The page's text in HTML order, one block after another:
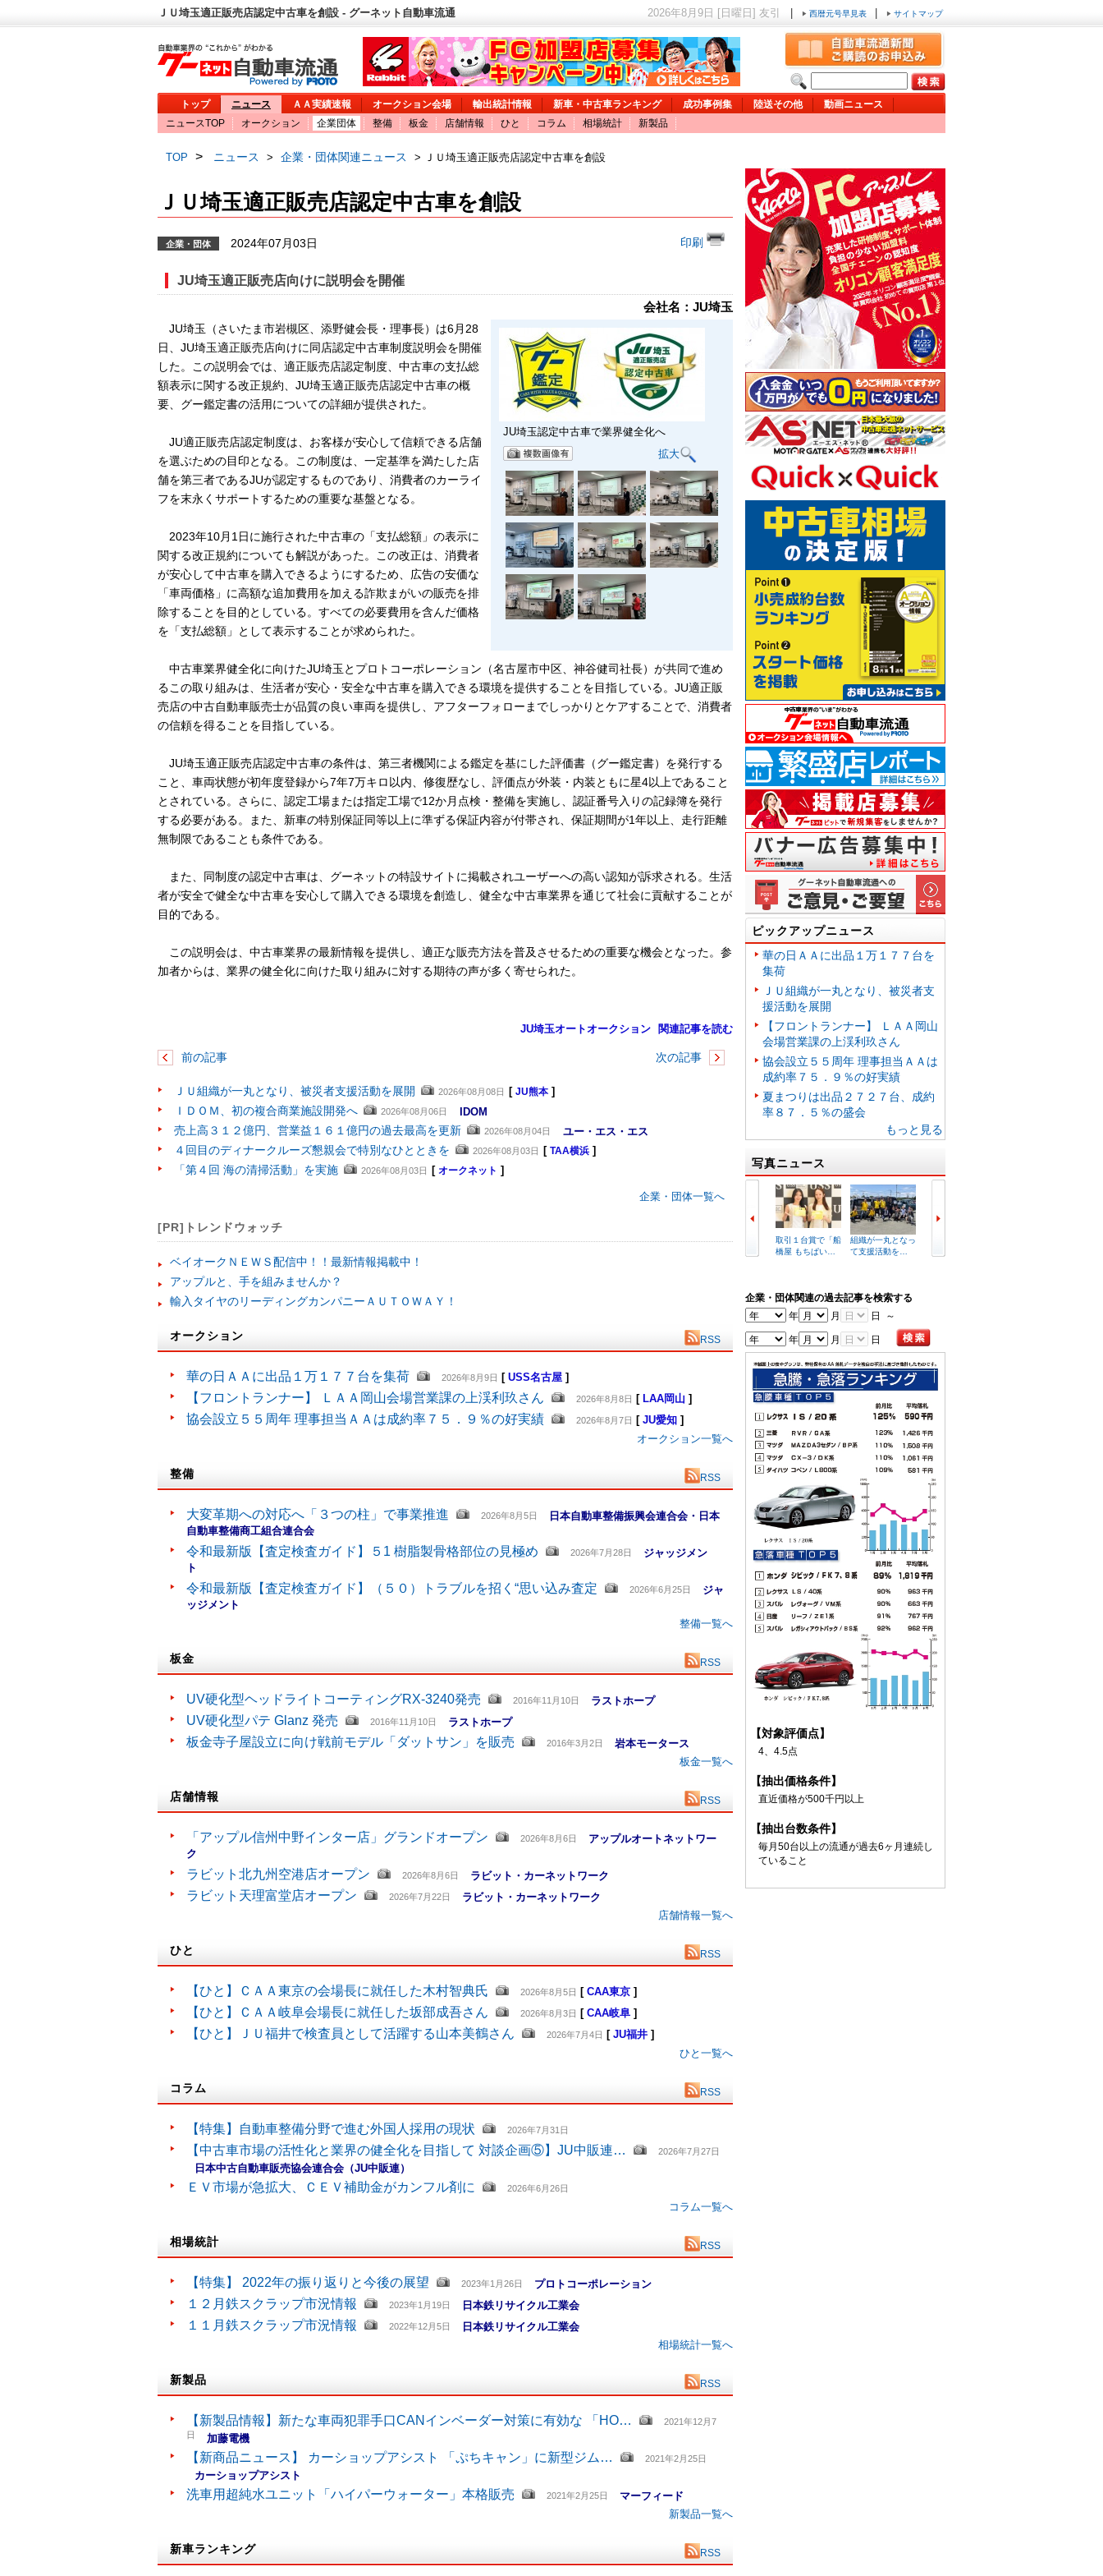
ＪＵ埼玉適正販売店認定中古車を創設 - グーネット自動車流通 2026年8月9日 [日曜日] 友引 西暦元号早見表 サイトマップ
トップ ニュース ＡＡ実績速報 オークション会場 輸出統計情報 新車・中古車ランキング 成功事例集 陸送その他
動画ニュース
ニュースTOP
オークション 企業団体 整備 板金 店舗情報 ひと コラム 相場統計 新製品
TOP > ニュース > 企業・団体関連ニュース > ＪＵ埼玉適正販売店認定中古車を創設
ＪＵ埼玉適正販売店認定中古車を創設
企業・団体 2024年07月03日 印刷
JU埼玉適正販売店向けに説明会を開催
会社名：JU埼玉
JU埼玉認定中古車で業界健全化へ
拡大
JU埼玉（さいたま市岩槻区、添野健会長・理事長）は6月28
日、JU埼玉適正販売店向けに同店認定中古車制度説明会を開催
した。この説明会では、適正販売店認定制度、中古車の支払総
額表示に関する改正規約、JU埼玉適正販売店認定中古車の概
要、グー鑑定書の活用についての詳細が提供された。
JU適正販売店認定制度は、お客様が安心して信頼できる店舗
を選ぶための目印となる。この制度は、一定基準を満たした店
舗を第三者であるJUが認定するものであり、消費者のカーライ
フを末永くサポートするための重要な基盤となる。
2023年10月1日に施行された中古車の「支払総額」の表示に
関する改正規約についても解説があった。この改正は、消費者
が安心して中古車を購入できるようにするため、広告の安価な
「車両価格」に高額な追加費用を加える詐欺まがいの販売を排
除することを目的としている。すべての必要費用を含んだ価格
を「支払総額」として表示することが求められた。
中古車業界健全化に向けたJU埼玉とプロトコーポレーション（名古屋市中区、神谷健司社長）が共同で進め
るこの取り組みは、生活者が安心・安全な中古車を購入できる環境を提供することを目指している。JU適正販
売店の中古自動車販売士が品質の良い車両を提供し、アフターフォローまでしっかりとケアすることで、消費者
の信頼を得ることを目指している。
JU埼玉適正販売店認定中古車の条件は、第三者機関による鑑定を基にした評価書（グー鑑定書）を発行する
こと、車両状態が初年度登録から7年7万キロ以内、修復歴なし、評価点が外装・内装ともに星4以上であること
とされている。さらに、認定工場または指定工場で12か月点検・整備を実施し、認証番号入りの記録簿を発行
する必要がある。また、新車の特別保証同等以上に準ずる保証内容が付帯され、保証期間が1年以上、走行距離
無制限であることも条件である。
また、同制度の認定中古車は、グーネットの特設サイトに掲載されユーザーへの高い認知が訴求される。生活
者が安全で健全な中古車を安心して購入できる環境を創造し、健全な中古車業界を通じて社会に貢献することが
目的である。
この説明会は、中古車業界の最新情報を提供し、適正な販売方法を普及させるための重要な機会となった。参
加者からは、業界の健全化に向けた取り組みに対する期待の声が多く寄せられた。
JU埼玉オートオークション 関連記事を読む
前の記事 次の記事
ＪＵ組織が一丸となり、被災者支援活動を展開 2026年08月08日 [ JU熊本 ]
ＩＤＯＭ、初の複合商業施設開発へ 2026年08月06日 IDOM
売上高３１２億円、営業益１６１億円の過去最高を更新 2026年08月04日 ユー・エス・エス
４回目のディナークルーズ懇親会で特別なひとときを 2026年08月03日 [ TAA横浜 ]
「第４回 海の清掃活動」を実施 2026年08月03日 [ オークネット ]
企業・団体一覧へ
[PR]トレンドウォッチ
ベイオークＮＥＷＳ配信中！！最新情報掲載中！
アップルと、手を組みませんか？
輸入タイヤのリーディングカンパニーＡＵＴＯＷＡＹ！
オークション RSS
華の日ＡＡに出品１万１７７台を集荷 2026年8月9日 [ USS名古屋 ]
【フロントランナー】 ＬＡＡ岡山会場営業課の上渓利玖さん 2026年8月8日 [ LAA岡山 ]
協会設立５５周年 理事担当ＡＡは成約率７５．９％の好実績 2026年8月7日 [ JU愛知 ]
オークション一覧へ
整備 RSS
大変革期への対応へ「３つの柱」で事業推進 2026年8月5日 日本自動車整備振興会連合会・日本
自動車整備商工組合連合会
令和最新版【査定検査ガイド】５1 樹脂製骨格部位の見極め
2026年7月28日 ジャッジメン
ト
令和最新版【査定検査ガイド】（５０）トラブルを招く“思い込み査定
2026年6月25日 ジャ
ッジメント
整備一覧へ
板金 RSS
UV硬化型ヘッドライトコーティングRX-3240発売 2016年11月10日 ラストホープ
UV硬化型パテ Glanz 発売 2016年11月10日 ラストホープ
板金寺子屋設立に向け戦前モデル「ダットサン」を販売 2016年3月2日
岩本モータース
板金一覧へ
店舗情報 RSS
「アップル信州中野インター店」グランドオープン 2026年8月6日 アップルオートネットワー
ク
ラビット北九州空港店オープン
2026年8月6日 ラビット・カーネットワーク
ラビット天理富堂店オープン 2026年7月22日
ラビット・カーネットワーク
店舗情報一覧へ
ひと RSS
【ひと】ＣＡＡ東京の会場長に就任した木村智典氏 2026年8月5日 [ CAA東京 ]
【ひと】ＣＡＡ岐阜会場長に就任した坂部成吾さん 2026年8月3日 [ CAA岐阜 ]
【ひと】ＪＵ福井で検査員として活躍する山本美鶴さん 2026年7月4日 [ JU福井 ]
ひと一覧へ
コラム RSS
【特集】自動車整備分野で進む外国人採用の現状 2026年7月31日
【中古車市場の活性化と業界の健全化を目指して 対談企画⑤】JU中販連… 2026年7月27日
日本中古自動車販売協会連合会（JU中販連）
ＥＶ市場が急拡大、ＣＥＶ補助金がカンフル剤に 2026年6月26日
コラム一覧へ
相場統計 RSS
【特集】 2022年の振り返りと今後の展望 2023年1月26日 プロトコーポレーション
１２月鉄スクラップ市況情報 2023年1月19日 日本鉄リサイクル工業会
１１月鉄スクラップ市況情報 2022年12月5日
日本鉄リサイクル工業会
相場統計一覧へ
新製品 RSS
【新製品情報】新たな車両犯罪手口CANインベーダー対策に有効な 「HO… 2021年12月7
日 加藤電機
【新商品ニュース】 カーショップアシスト 「ぷちキャン」に新型ジム… 2021年2月25日
カーショップアシスト
洗車用超純水ユニット「ハイパーウォーター」本格販売 2021年2月25日
マーフィード
新製品一覧へ
新車ランキング RSS
ピックアップニュース
華の日ＡＡに出品１万１７７台を
集荷
ＪＵ組織が一丸となり、被災者支
援活動を展開
【フロントランナー】 ＬＡＡ岡山
会場営業課の上渓利玖さん
協会設立５５周年 理事担当ＡＡは
成約率７５．９％の好実績
夏まつりは出品２７２７台、成約
率８７．５％の盛会
もっと見る
写真ニュース
取引１台賞で「船
橋屋 もちぱい…
組織が一丸となっ
て支援活動を…
企業・団体関連の過去記事を検索する
年
月 日 ～
年 月 日
【対象評価点】
4、4.5点
【抽出価格条件】
直近価格が500千円以上
【抽出台数条件】
毎月50台以上の流通が過去6ヶ月連続し
ていること